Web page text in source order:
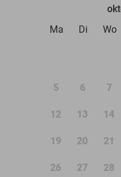
Ma
Di Wo
5 6 7
12 13 14
19 20 21
26 27 28